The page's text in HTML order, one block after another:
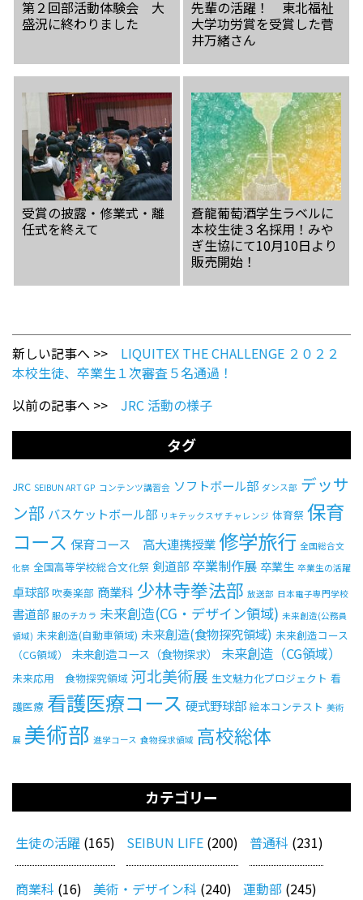
第２回部活動体験会 大
盛況に終わりました
先輩の活躍！ 東北福祉
大学功労賞を受賞した菅
井万緒さん
受賞の披露・修業式・離
任式を終えて
蒼龍葡萄酒学生ラベルに
本校生徒３名採用！みや
ぎ生協にて10月10日より
販売開始！
新しい記事へ >> LIQUITEX THE CHALLENGE ２０２２
本校生徒、卒業生１次審査５名通過！
以前の記事へ >> JRC 活動の様子
タグ
JRC SEIBUN ART GP コンテンツ講習会 ソフトボール部 ダンス部 デッサ
ン部 バスケットボール部 リキテックスザ チャレンジ 体育祭 保育
コース 保育コース 高大連携授業 修学旅行 全国総合文
化祭 全国高等学校総合文化祭 剣道部 卒業制作展 卒業生 卒業生の活躍
卓球部 吹奏楽部 商業科 少林寺拳法部 放送部 日本電子専門学校
書道部 服のチカラ 未来創造(CG・デザイン領域) 未来創造(公務員
領域) 未来創造(自動車領域) 未来創造(食物探究領域) 未来創造コース
（CG領域）
未来創造コース（食物探求） 未来創造（CG領域）
未来応用 食物探究領域 河北美術展 生文魅力化プロジェクト 看
護医療 看護医療コース 硬式野球部 絵本コンテスト 美術
展 美術部 進学コース 食物探求領域 高校総体
カテゴリー
生徒の活躍 (165) SEIBUN LIFE (200) 普通科 (231)
商業科 (16) 美術・デザイン科 (240) 運動部 (245)